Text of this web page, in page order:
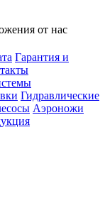
от нас
Гарантия и
Гидравлические
Аэроножи